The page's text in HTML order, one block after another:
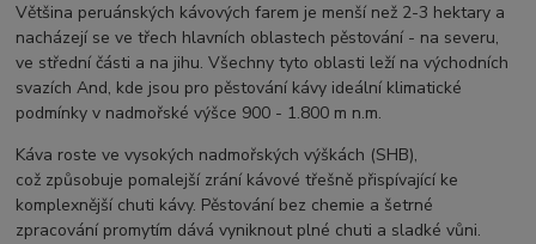
Většina peruánských kávových farem je menší než 2-3 hektary a
nacházejí se ve třech hlavních oblastech pěstování - na severu,
ve střední části a na jihu. Všechny tyto oblasti leží na východních
svazích And, kde jsou pro pěstování kávy ideální klimatické
podmínky v nadmořské výšce 900 - 1.800 m n.m.
Káva roste ve vysokých nadmořských výškách (SHB),
což způsobuje pomalejší zrání kávové třešně přispívající ke
komplexnější chuti kávy. Pěstování bez chemie a šetrné
zpracování promytím dává vyniknout plné chuti a sladké vůni.